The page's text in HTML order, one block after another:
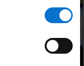
web de la